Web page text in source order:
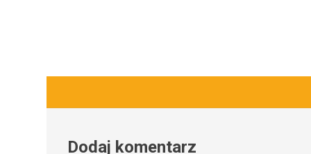
Dodaj komentarz